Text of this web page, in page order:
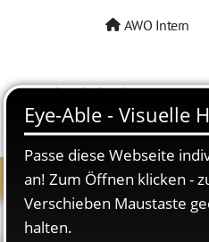
AWO Intern
AWO als Arbeitgeber